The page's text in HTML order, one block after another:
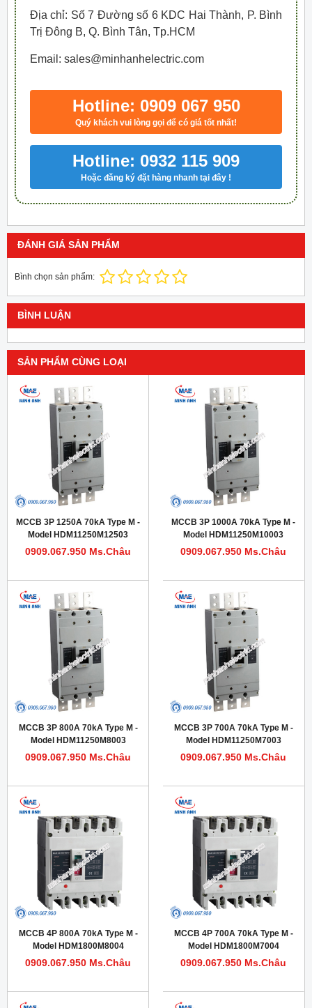
Địa chỉ: Số 7 Đường số 6 KDC Hai Thành, P. Bình
Trị Đông B, Q. Bình Tân, Tp.HCM
Email: sales@minhanhelectric.com
Hotline: 0909 067 950
Quý khách vui lòng gọi để có giá tốt nhất!
Hotline: 0932 115 909
Hoặc đăng ký đặt hàng nhanh tại đây !
ĐÁNH GIÁ SẢN PHẨM
Bình chọn sản phẩm:
BÌNH LUẬN
SẢN PHẨM CÙNG LOẠI
MCCB 3P 1250A 70kA Type M -
Model HDM11250M12503
0909.067.950 Ms.Châu
MCCB 3P 1000A 70kA Type M -
Model HDM11250M10003
0909.067.950 Ms.Châu
MCCB 3P 800A 70kA Type M -
Model HDM11250M8003
0909.067.950 Ms.Châu
MCCB 3P 700A 70kA Type M -
Model HDM11250M7003
0909.067.950 Ms.Châu
MCCB 4P 800A 70kA Type M -
Model HDM1800M8004
0909.067.950 Ms.Châu
MCCB 4P 700A 70kA Type M -
Model HDM1800M7004
0909.067.950 Ms.Châu